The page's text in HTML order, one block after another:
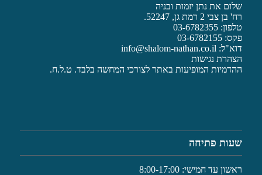
שלום את נתן יזמות ובניה
רח' בן צבי 2 רמת גן, 52247.
טלפון: 03-6782355
פקס: 03-6782155
דוא"ל: info@shalom-nathan.co.il
הצהרת נגישות
ההדמיות המופיעות באתר לצורכי המחשה בלבד. ט.ל.ח.
שעות פתיחה
ראשון עד חמישי: 8:00-17:00